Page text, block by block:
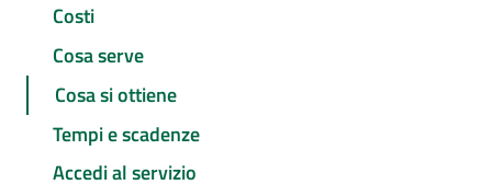
Costi
Cosa serve
Cosa si ottiene
Tempi e scadenze
Accedi al servizio